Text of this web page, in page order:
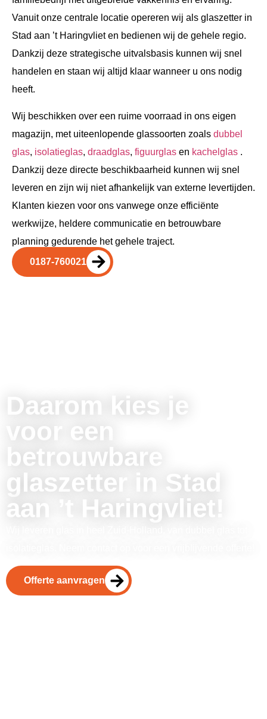
Vanuit onze centrale locatie opereren wij als glaszetter in
Stad aan ’t Haringvliet en bedienen wij de gehele regio.
Dankzij deze strategische uitvalsbasis kunnen wij snel
handelen en staan wij altijd klaar wanneer u ons nodig
heeft.
Wij beschikken over een ruime voorraad in ons eigen
magazijn, met uiteenlopende glassoorten zoals dubbel
glas, isolatieglas, draadglas, figuurglas en kachelglas .
Dankzij deze directe beschikbaarheid kunnen wij snel
leveren en zijn wij niet afhankelijk van externe levertijden.
Klanten kiezen voor ons vanwege onze efficiënte
werkwijze, heldere communicatie en betrouwbare
planning gedurende het gehele traject.
0187-760021
Daarom kies je
voor een
betrouwbare
glaszetter in Stad
aan ’t Haringvliet!
Offerte aanvragen